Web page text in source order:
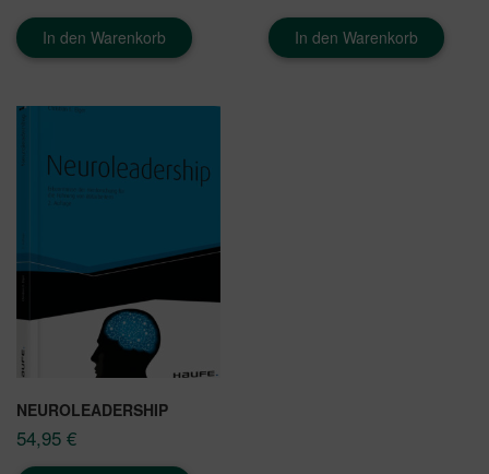
In den Warenkorb In den Warenkorb
NEUROLEADERSHIP
54,95 €